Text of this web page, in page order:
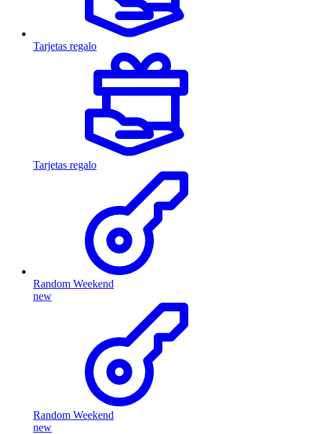
Tarjetas regalo
Tarjetas regalo
Random Weekend
new
Random Weekend
new